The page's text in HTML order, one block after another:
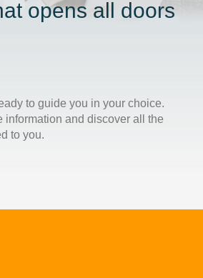
opens all doors
to guide you in your choice.
information and discover all the
to you.